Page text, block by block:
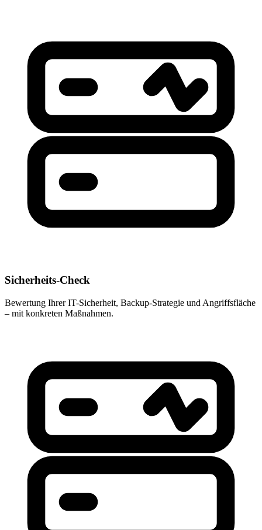
Sicherheits-Check
Bewertung Ihrer IT-Sicherheit, Backup-Strategie und Angriffsfläche
– mit konkreten Maßnahmen.